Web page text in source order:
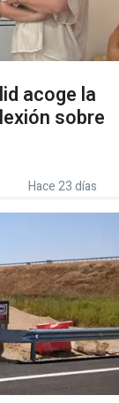
acoge la
sobre
Hace 23 días